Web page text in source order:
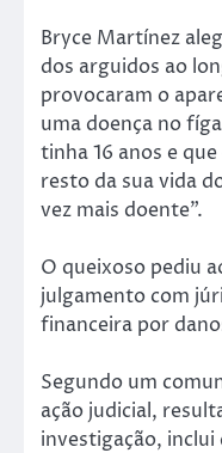
Bryce Martínez
dos arguidos ao
provocaram o
uma doença no
tinha 16 anos e
resto da sua vida
vez mais doente”.
O queixoso pediu
julgamento com
financeira por
Segundo um
ação judicial,
investigação, inclui